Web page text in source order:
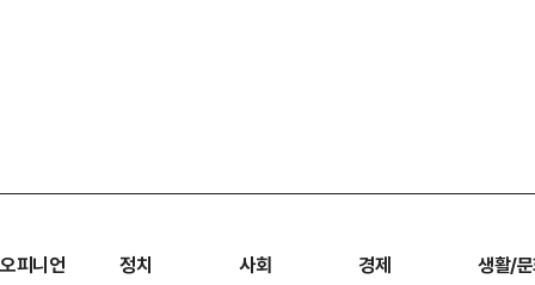
오피니언 정치 사회 경제 생활/